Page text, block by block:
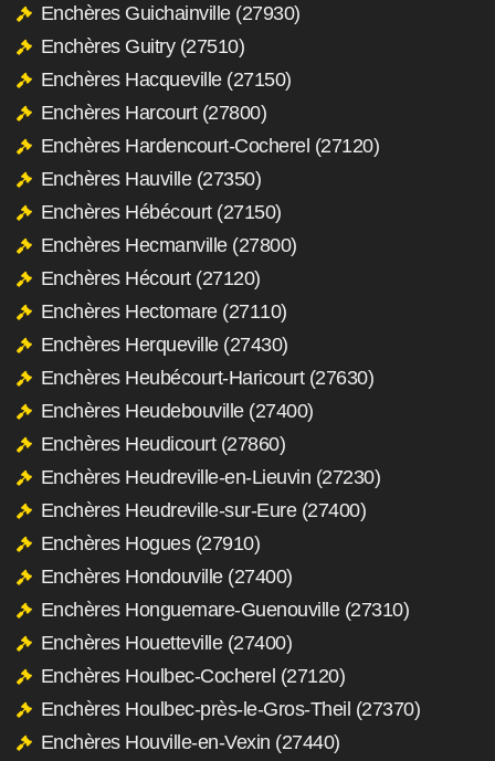
Enchères Guichainville (27930)
Enchères Guitry (27510)
Enchères Hacqueville (27150)
Enchères Harcourt (27800)
Enchères Hardencourt-Cocherel (27120)
Enchères Hauville (27350)
Enchères Hébécourt (27150)
Enchères Hecmanville (27800)
Enchères Hécourt (27120)
Enchères Hectomare (27110)
Enchères Herqueville (27430)
Enchères Heubécourt-Haricourt (27630)
Enchères Heudebouville (27400)
Enchères Heudicourt (27860)
Enchères Heudreville-en-Lieuvin (27230)
Enchères Heudreville-sur-Eure (27400)
Enchères Hogues (27910)
Enchères Hondouville (27400)
Enchères Honguemare-Guenouville (27310)
Enchères Houetteville (27400)
Enchères Houlbec-Cocherel (27120)
Enchères Houlbec-près-le-Gros-Theil (27370)
Enchères Houville-en-Vexin (27440)